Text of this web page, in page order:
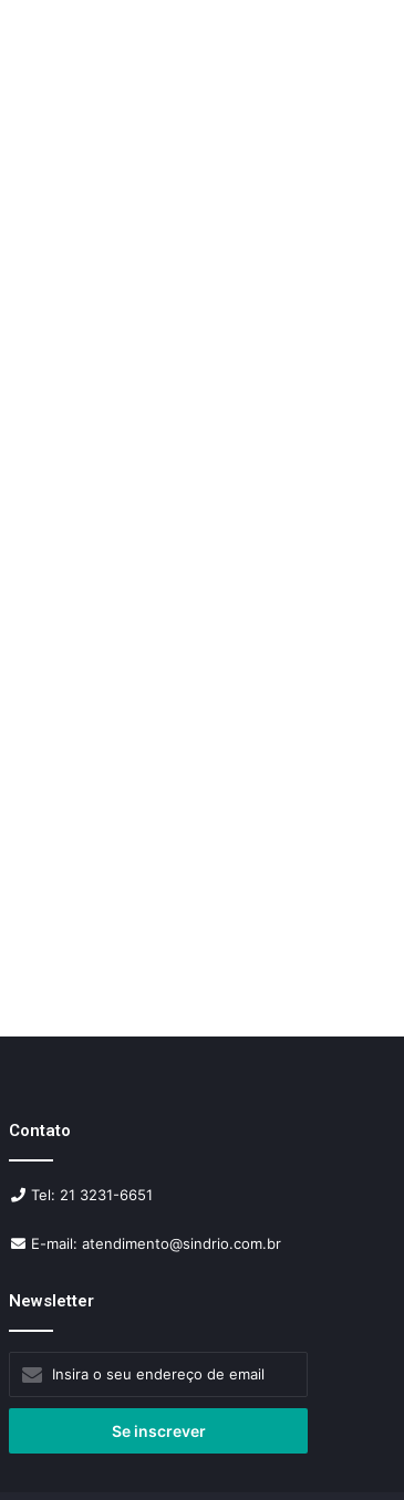
Contato
Tel: 21 3231-6651
E-mail: atendimento@sindrio.com.br
Newsletter
seu
de